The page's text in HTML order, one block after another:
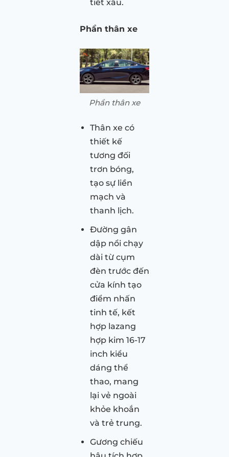
tiết xấu.
Phần thân xe
Phần thân xe
Thân xe có
thiết kế
tương đối
trơn bóng,
tạo sự liền
mạch và
thanh lịch.
Đường gân
dập nổi chạy
dài từ cụm
đèn trước đến
cửa kính tạo
điểm nhấn
tinh tế, kết
hợp lazang
hợp kim 16-17
inch kiểu
dáng thể
thao, mang
lại vẻ ngoài
khỏe khoắn
và trẻ trung.
Gương chiếu